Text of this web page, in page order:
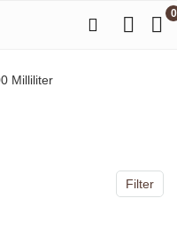
0
Milliliter
Filter